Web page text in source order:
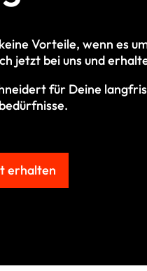
Vorteile, wenn es
jetzt bei uns und
für Deine
erhalten